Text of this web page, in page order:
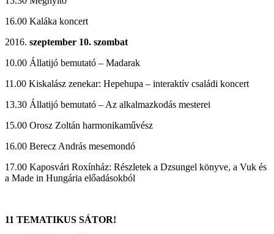
16.00 Kaláka koncert
szeptember 10. szombat
10.00 Állatijó bemutató – Madarak
11.00 Kiskalász zenekar: Hepehupa – interaktív családi koncert
13.30 Állatijó bemutató – Az alkalmazkodás mesterei
15.00 Orosz Zoltán harmonikaművész
16.00 Berecz András mesemondó
17.00 Kaposvári Roxínház: Részletek a Dzsungel könyve, a Vuk és
a Made in Hungária előadásokból
11 TEMATIKUS SÁTOR!